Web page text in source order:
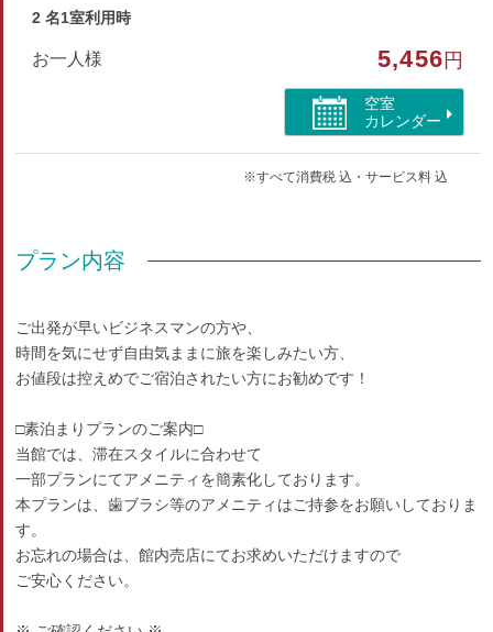
バス/トイレ/禁煙/インターネットができる部屋
2 名1室利用時
お一人様 5,456 円
空室
カレンダー
※すべて消費税 込・サービス料 込
プラン内容
ご出発が早いビジネスマンの方や、
時間を気にせず自由気ままに旅を楽しみたい方、
お値段は控えめでご宿泊されたい方にお勧めです！
□素泊まりプランのご案内□
当館では、滞在スタイルに合わせて
一部プランにてアメニティを簡素化しております。
本プランは、歯ブラシ等のアメニティはご持参をお願いしておりま
す。
お忘れの場合は、館内売店にてお求めいただけますので
ご安心ください。